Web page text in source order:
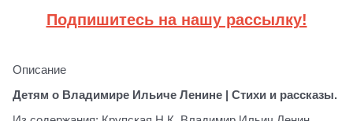
Подпишитесь на нашу рассылку!
Описание
Детям о Владимире Ильиче Ленине | Стихи и рассказы.